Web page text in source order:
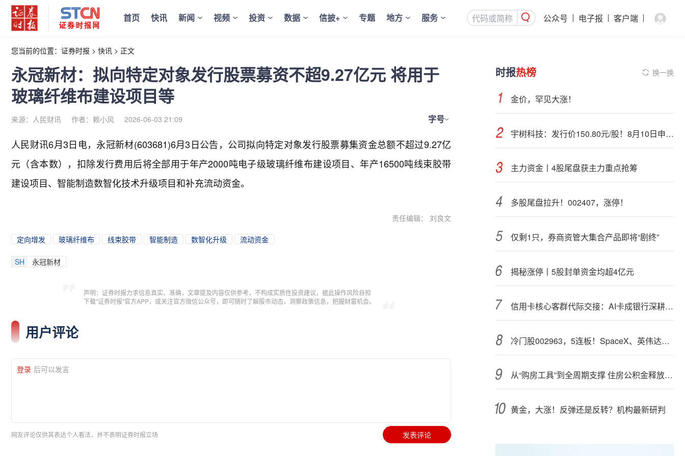
首页 快讯 新闻 视频 投资 数据 信披+ 专题 地方 服务 公众号 电子报 客户端
您当前的位置： 证券时报 > 快讯 > 正文
永冠新材：拟向特定对象发行股票募资不超9.27亿元 将用于
玻璃纤维布建设项目等
来源：人民财讯 作者：赖小风 2026-06-03 21:09 字号
人民财讯6月3日电， 永冠新材(603681)6月3日公告，公司拟向特定对象发行股票募集资金总额不超过9.27亿
元（含本数），扣除发行费用后将全部用于年产2000吨电子级玻璃纤维布建设项目、年产16500吨线束胶带
建设项目、智能制造数智化技术升级项目和补充流动资金。
责任编辑： 刘良文
定向增发 玻璃纤维布 线束胶带 智能制造 数智化升级 流动资金
SH 永冠新材
声明：证券时报力求信息真实、准确，文章提及内容仅供参考，不构成实质性投资建议，据此操作风险自担
下载"证券时报"官方APP，或关注官方微信公众号，即可随时了解股市动态，洞察政策信息，把握财富机会。
用户评论
登录 后可以发言
网友评论仅供其表达个人看法，并不表明证券时报立场 发表评论
时报热榜 换一换
金价，罕见大涨！
宇树科技：发行价150.80元/股！8月10日申购，DeepSeek参与战略配售
主力资金丨4股尾盘获主力重点抢筹
多股尾盘拉升！002407，涨停！
仅剩1只，券商资管大集合产品即将“剧终”
揭秘涨停丨5股封单资金均超4亿元
信用卡核心客群代际交接：AI卡成银行深耕“新世代”首块试验田
冷门股002963，5连板！SpaceX、英伟达联手，入局太空算力（附股）
从“购房工具”到全周期支撑 住房公积金释放更大能量
黄金，大涨！反弹还是反转？机构最新研判